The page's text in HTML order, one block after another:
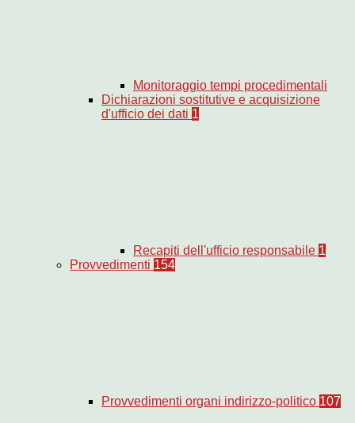
Monitoraggio tempi procedimentali
Dichiarazioni sostitutive e acquisizione
d'ufficio dei dati 1
Recapiti dell'ufficio responsabile 1
Provvedimenti 154
Provvedimenti organi indirizzo-politico 107